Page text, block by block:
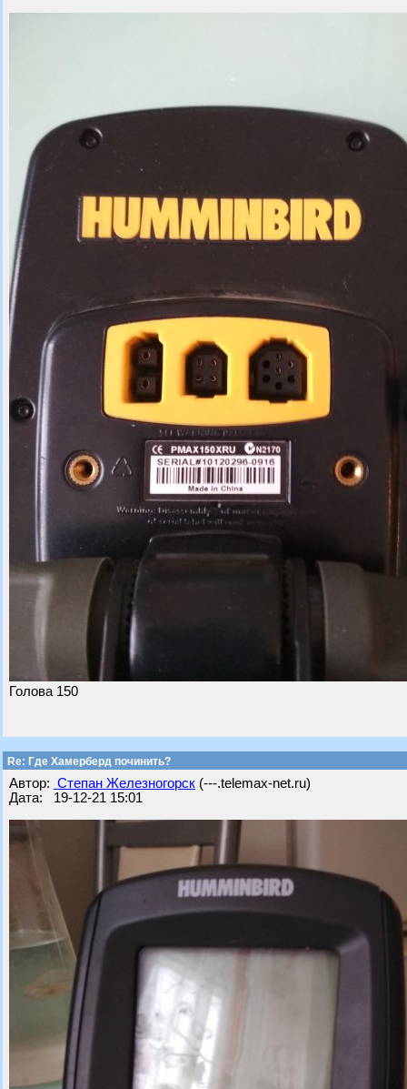
Голова 150
Re: Где Хамерберд починить?
Автор: Степан Железногорск (---.telemax-net.ru)
Дата: 19-12-21 15:01